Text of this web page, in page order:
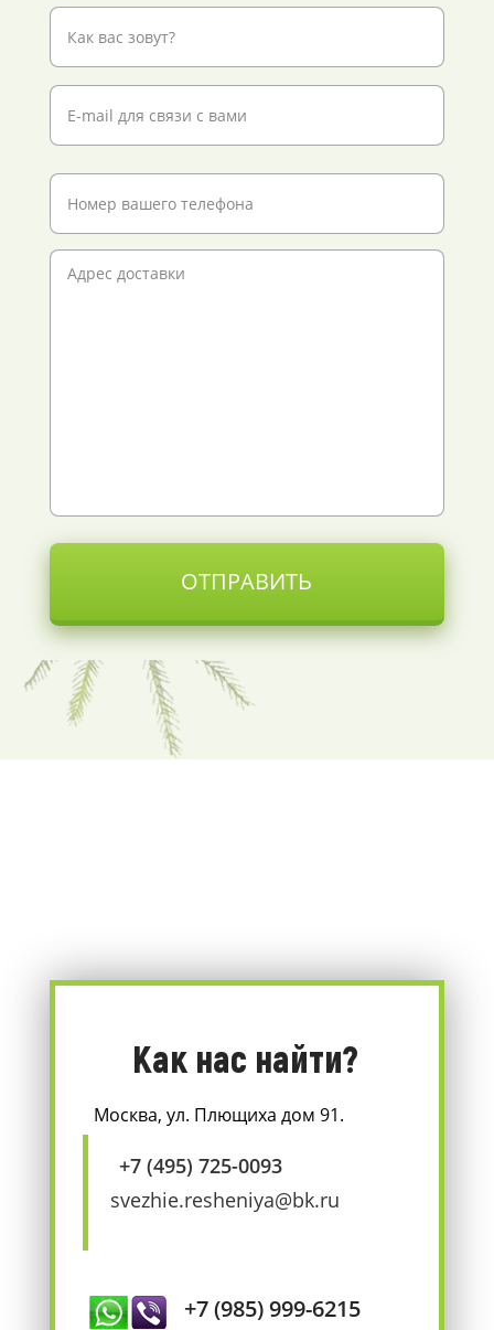
ОТПРАВИТЬ
Как нас найти?
Москва, ул. Плющиха дом 91.
+7 (495) 725-0093
svezhie.resheniya@bk.ru
+7 (985) 999-6215